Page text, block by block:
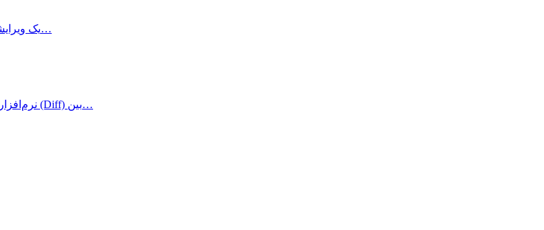
برنامه Nova یک ویرایشگر حرفه‌ای برای برنامه‌نویسان است. این ویرایشگر هر ویژگی که…
Kaleidoscope چیست؟ Kaleidoscope نرم‌افزاری پیشرفته برای مقایسه و تحلیل تفاوت‌ها (Diff) بین…